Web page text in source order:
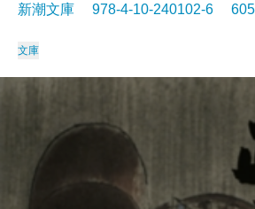
新潮文庫 978-4-10-240102-6
文庫